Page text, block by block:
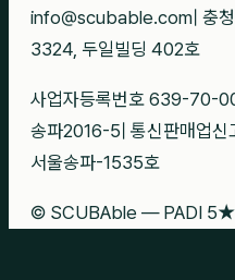
info@scubable.com 충
3324, 두일빌딩 402호
사업자등록번호 639-70-
송파2016-5 통신판매업
서울송파-1535호
© SCUBAble — PADI 5★